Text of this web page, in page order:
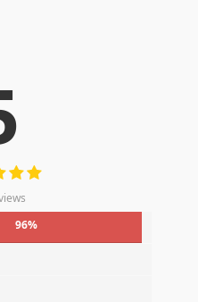
96%